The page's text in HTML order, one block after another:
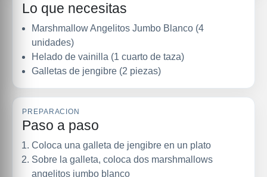
Lo que necesitas
Marshmallow Angelitos Jumbo Blanco (4
unidades)
Helado de vainilla (1 cuarto de taza)
Galletas de jengibre (2 piezas)
PREPARACION
Paso a paso
Coloca una galleta de jengibre en un plato
Sobre la galleta, coloca dos marshmallows
angelitos jumbo blanco